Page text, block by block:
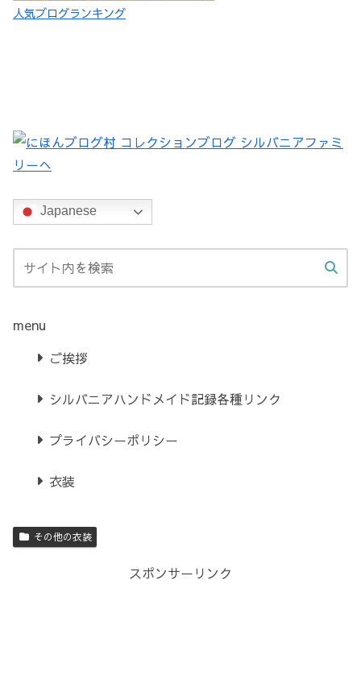
人気ブログランキング
Japanese
menu
ご挨拶
シルバニアハンドメイド記録各種リンク
プライバシーポリシー
衣装
その他の衣装
スポンサーリンク